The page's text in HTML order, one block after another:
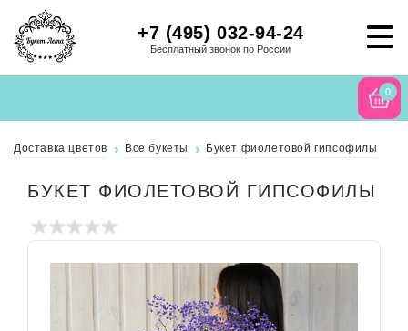
+7 (495) 032-94-24
Бесплатный звонок по России
0
Доставка цветов Все букеты Букет фиолетовой гипсофилы
БУКЕТ ФИОЛЕТОВОЙ ГИПСОФИЛЫ